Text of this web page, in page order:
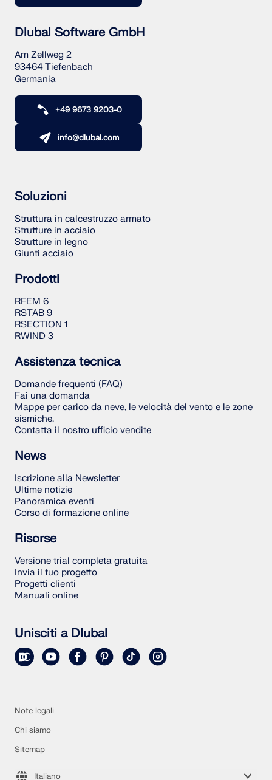
Dlubal Software GmbH
Am Zellweg 2
93464 Tiefenbach
Germania
+49 9673 9203-0
info@dlubal.com
Soluzioni
Struttura in calcestruzzo armato
Strutture in acciaio
Strutture in legno
Giunti acciaio
Prodotti
RFEM 6
RSTAB 9
RSECTION 1
RWIND 3
Assistenza tecnica
Domande frequenti (FAQ)
Fai una domanda
Mappe per carico da neve, le velocità del vento e le zone
sismiche.
Contatta il nostro ufficio vendite
News
Iscrizione alla Newsletter
Ultime notizie
Panoramica eventi
Corso di formazione online
Risorse
Versione trial completa gratuita
Invia il tuo progetto
Progetti clienti
Manuali online
Unisciti a Dlubal
Note legali
Chi siamo
Sitemap
Italiano